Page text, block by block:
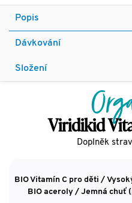
Popis
Dávkování
Složení
Viridikid
Doplněk
BIO Vitamín C pro děti /
BIO aceroly / Jemná chuť